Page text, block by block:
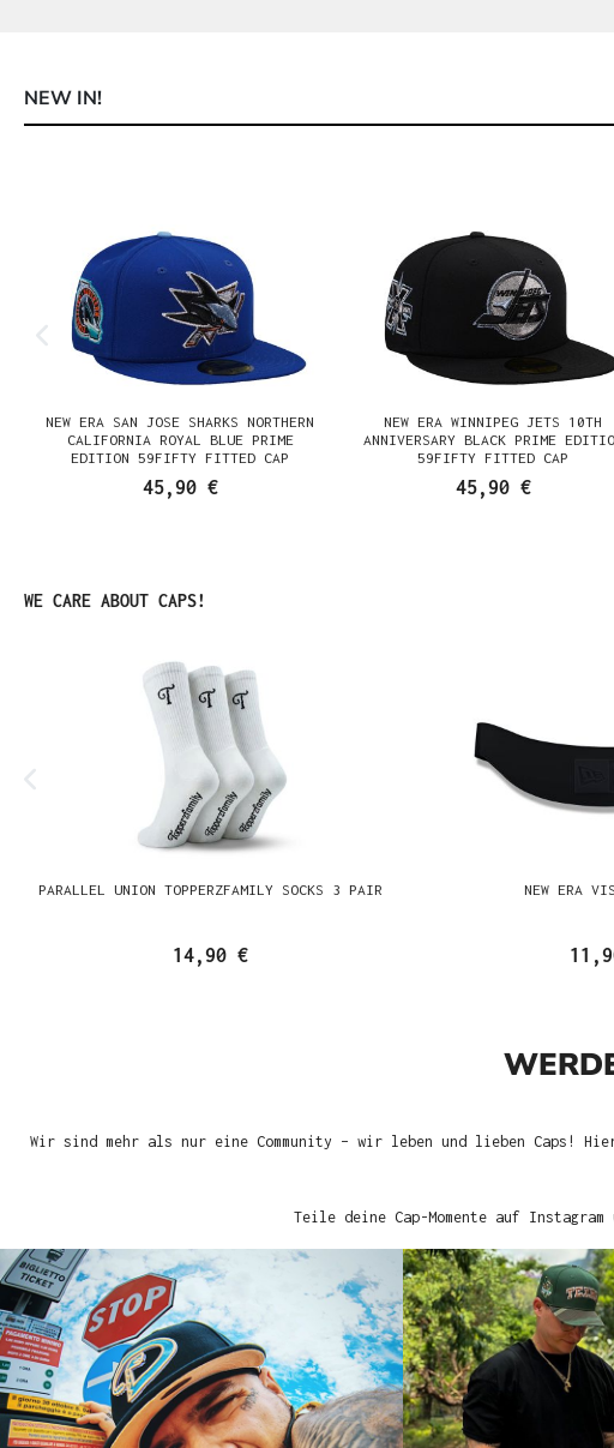
NEW IN!
NEW ERA SAN JOSE SHARKS NORTHERN
CALIFORNIA ROYAL BLUE PRIME
EDITION 59FIFTY FITTED CAP
45,90 €
NEW ERA WINNIPEG JETS 10TH
ANNIVERSARY BLACK PRIME
59FIFTY FITTED CAP
45,90 €
Produktgalerie überspringen
WE CARE ABOUT CAPS!
PARALLEL UNION TOPPERZFAMILY SOCKS 3 PAIR
14,90 €
NEW ERA
Wir sind mehr als nur eine Community – wir leben und lieben Caps!
Teile deine Cap-Momente auf